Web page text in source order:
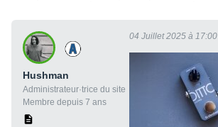
Hushman
Administrateur·trice du site
Membre depuis 7 ans
04 Juillet 2025 à 17:00